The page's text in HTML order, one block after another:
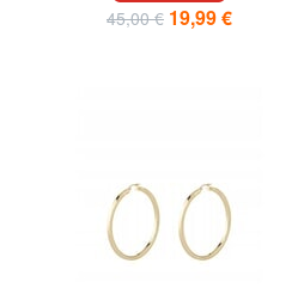
45,00 € 19,99 €